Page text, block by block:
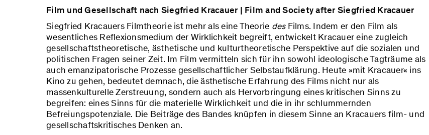
Film und Gesellschaft nach Siegfried Kracauer | Film and Society after Siegfried Kracauer
Siegfried Kracauers Filmtheorie ist mehr als eine Theorie des Films. Indem er den Film als
wesentliches Reflexionsmedium der Wirklichkeit begreift, entwickelt Kracauer eine zugleich
gesellschaftstheoretische, ästhetische und kulturtheoretische Perspektive auf die sozialen und
politischen Fragen seiner Zeit. Im Film vermitteln sich für ihn sowohl ideologische Tagträume als
auch emanzipatorische Prozesse gesellschaftlicher Selbstaufklärung. Heute »mit Kracauer« ins
Kino zu gehen, bedeutet demnach, die ästhetische Erfahrung des Films nicht nur als
massenkulturelle Zerstreuung, sondern auch als Hervorbringung eines kritischen Sinns zu
begreifen: eines Sinns für die materielle Wirklichkeit und die in ihr schlummernden
Befreiungspotenziale. Die Beiträge des Bandes knüpfen in diesem Sinne an Kracauers film- und
gesellschaftskritisches Denken an.